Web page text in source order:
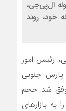
میعانات گازی و ۱۶ محموله ال‌پی‌جی،
ماهانه خود، روند
رئیس امور
جنوبی
مجتمع موفق شد حجم
به بازارهای